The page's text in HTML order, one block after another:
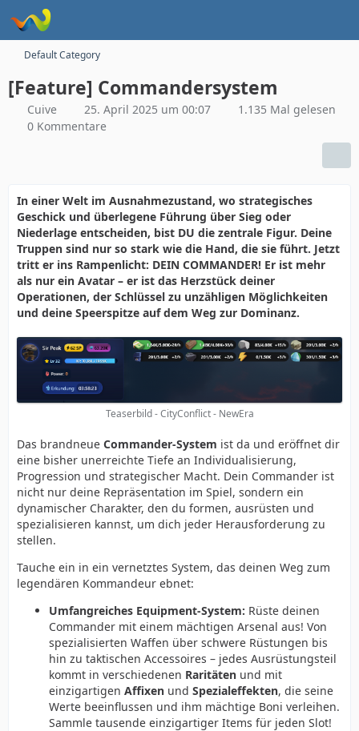
Default Category
[Feature] Commandersystem
Cuive 25. April 2025 um 00:07
1.135 Mal gelesen
0 Kommentare
In einer Welt im Ausnahmezustand, wo strategisches
Geschick und überlegene Führung über Sieg oder
Niederlage entscheiden, bist DU die zentrale Figur. Deine
Truppen sind nur so stark wie die Hand, die sie führt. Jetzt
tritt er ins Rampenlicht: DEIN COMMANDER! Er ist mehr
als nur ein Avatar – er ist das Herzstück deiner
Operationen, der Schlüssel zu unzähligen Möglichkeiten
und deine Speerspitze auf dem Weg zur Dominanz.
Teaserbild - CityConflict - NewEra
Das brandneue Commander-System ist da und eröffnet dir
eine bisher unerreichte Tiefe an Individualisierung,
Progression und strategischer Macht. Dein Commander ist
nicht nur deine Repräsentation im Spiel, sondern ein
dynamischer Charakter, den du formen, ausrüsten und
spezialisieren kannst, um dich jeder Herausforderung zu
stellen.
Tauche ein in ein vernetztes System, das deinen Weg zum
legendären Kommandeur ebnet:
Umfangreiches Equipment-System: Rüste deinen
Commander mit einem mächtigen Arsenal aus! Von
spezialisierten Waffen über schwere Rüstungen bis
hin zu taktischen Accessoires – jedes Ausrüstungsteil
kommt in verschiedenen Raritäten und mit
einzigartigen Affixen und Spezialeffekten, die seine
Werte beeinflussen und ihm mächtige Boni verleihen.
Sammle tausende einzigartiger Items für jeden Slot!